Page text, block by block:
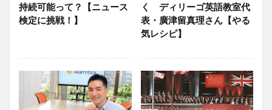
持続可能って？【ニュース
検定に挑戦！】
く ディリーゴ英語教室代
表・廣津留真理さん【やる
気レシピ】